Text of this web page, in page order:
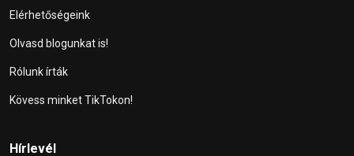
Elérhetőségeink
Olvasd blogunkat is!
Rólunk írták
Kövess minket TikTokon!
Hírlevél